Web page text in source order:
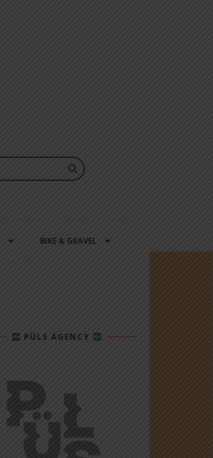
BIKE & GRAVEL
PÜLS AGENCY